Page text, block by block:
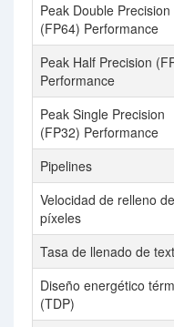
Peak Double Precision
(FP64) Performance
Peak Half Precision
Performance
Peak Single Precision
(FP32) Performance
Pipelines
Velocidad de relleno de
píxeles
Tasa de llenado de
Diseño energético
(TDP)